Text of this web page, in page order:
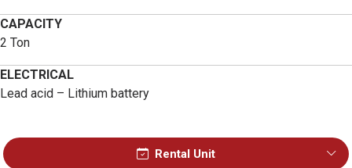
CAPACITY
2 Ton
ELECTRICAL
Lead acid – Lithium battery
Rental Unit